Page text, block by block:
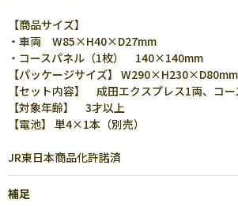
【商品サイズ】
・車両 W85×H40×D27mm
・コースパネル（1枚） 140×140mm
【パッケージサイズ】 W290×H230×D80mm
【セット内容】 成田エクスプレス1両、コ
【対象年齢】 3才以上
【電池】 単4×1本（別売）
JR東日本商品化許諾済
補足